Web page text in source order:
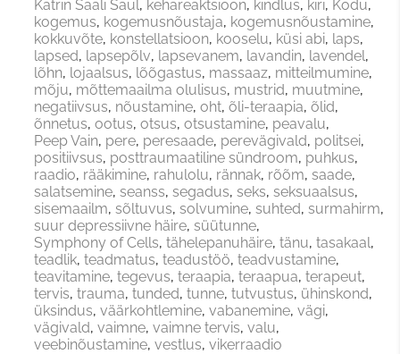
Katrin Saali Saul kehareaktsioon kindlus kiri Kodu
kogemus kogemusnõustaja kogemusnõustamine
kokkuvõte konstellatsioon kooselu küsi abi laps
lapsed lapsepõlv lapsevanem lavandin lavendel
lõhn lojaalsus lõõgastus massaaz mitteilmumine
mõju mõttemaailma olulisus mustrid muutmine
negatiivsus nõustamine oht õli-teraapia õlid
õnnetus ootus otsus otsustamine peavalu
Peep Vain pere peresaade perevägivald politsei
positiivsus posttraumaatiline sündroom puhkus
raadio rääkimine rahulolu rännak rõõm saade
salatsemine seanss segadus seks seksuaalsus
sisemaailm sõltuvus solvumine suhted surmahirm
suur depressiivne häire süütunne
Symphony of Cells tähelepanuhäire tänu tasakaal
teadlik teadmatus teadustöö teadvustamine
teavitamine tegevus teraapia teraapua terapeut
tervis trauma tunded tunne tutvustus ühinskond
üksindus väärkohtlemine vabanemine vägi
vägivald vaimne vaimne tervis valu
veebinõustamine vestlus vikerraadio